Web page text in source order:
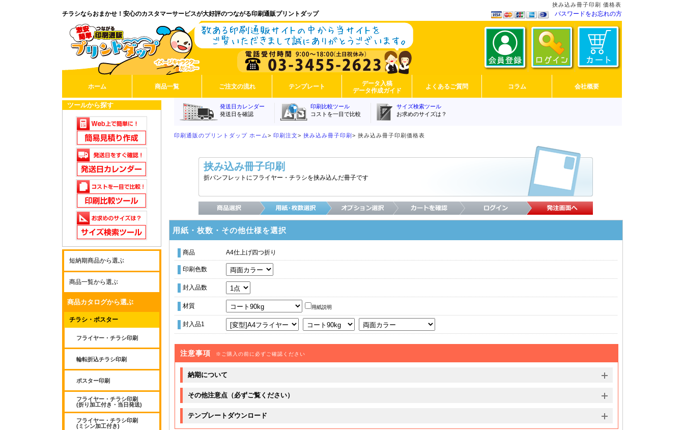
挟み込み冊子印刷 価格表
パスワードをお忘れの方
チラシならおまかせ！安心のカスタマーサービスが大好評のつながる印刷通販プリントダップ
ホーム 商品一覧 ご注文の流れ テンプレート
データ入稿
データ作成ガイド
よくあるご質問 コラム 会社概要
発送日カレンダー
発送日を確認
印刷比較ツール
コストを一目で比較
サイズ検索ツール
お求めのサイズは？
印刷通販のプリントダップ ホーム> 印刷注文> 挟み込み冊子印刷 > 挟み込み冊子印刷価格表
挟み込み冊子印刷
折パンフレットにフライヤー・チラシを挟み込んだ冊子です
用紙・枚数・その他仕様を選択
商品 A4仕上げ四つ折り
印刷色数
封入品数
材質 用紙説明
封入品1
注意事項 ※ご購入の前に必ずご確認ください
納期について
その他注意点（必ずご覧ください）
テンプレートダウンロード
ツールから探す
短納期商品から選ぶ
商品一覧から選ぶ
商品カタログから選ぶ
チラシ・ポスター
フライヤー・チラシ印刷
輪転折込チラシ印刷
ポスター印刷
フライヤー・チラシ印刷
(折り加工付き・当日発送)
フライヤー・チラシ印刷
(ミシン加工付き)